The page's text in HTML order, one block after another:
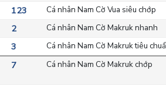
123 Cá nhân Nam Cờ Vua siêu chớp
2 Cá nhân Nam Cờ Makruk nhanh
3 Cá nhân Nam Cờ Makruk tiêu
7 Cá nhân Nam Cờ Makruk chớp